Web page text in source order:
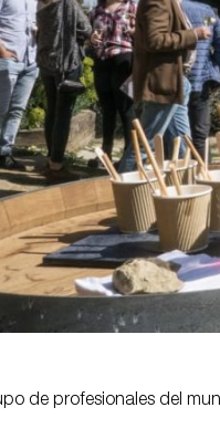
de profesionales del